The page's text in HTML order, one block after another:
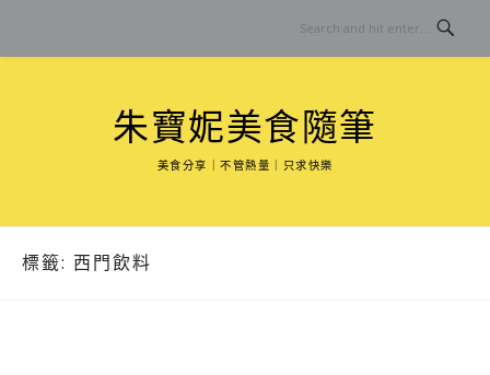
content
朱寶妮美食隨筆
美食分享｜不管熱量｜只求快樂
標籤: 西門飲料